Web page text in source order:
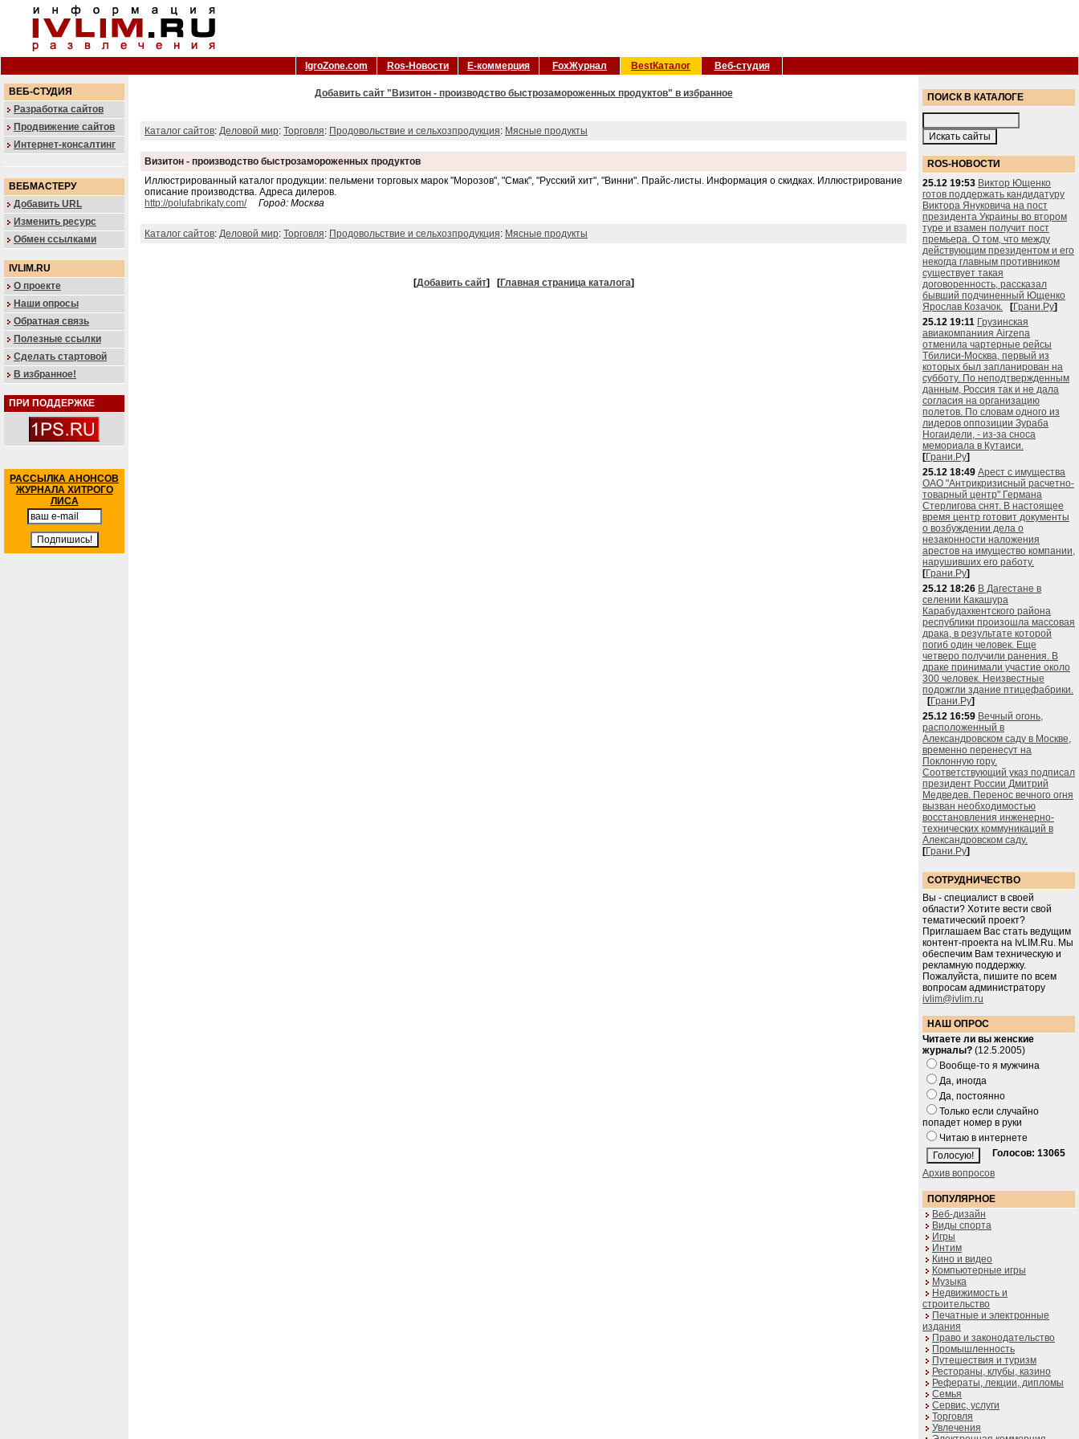
IgroZone.com Ros-Новости Е-коммерция FoxЖурнал BestКаталог Веб-студия
ВЕБ-СТУДИЯ
Разработка сайтов
Продвижение сайтов
Интернет-консалтинг
ВЕБМАСТЕРУ
Добавить URL
Изменить ресурс
Обмен ссылками
IVLIM.RU
О проекте
Наши опросы
Обратная связь
Полезные ссылки
Сделать стартовой
В избранное!
ПРИ ПОДДЕРЖКЕ
РАССЫЛКА АНОНСОВ
ЖУРНАЛА ХИТРОГО
ЛИСА
Добавить сайт "Визитон - производство быстрозамороженных продуктов" в избранное
Каталог сайтов: Деловой мир: Торговля: Продовольствие и сельхозпродукция: Мясные продукты
Визитон - производство быстрозамороженных продуктов
Иллюстрированный каталог продукции: пельмени торговых марок "Морозов", "Смак", "Русский хит", "Винни". Прайс-листы. Информация о скидках. Иллюстрирование
описание производства. Адреса дилеров.
http://polufabrikaty.com/
Город: Москва
Каталог сайтов: Деловой мир: Торговля: Продовольствие и сельхозпродукция: Мясные продукты
[Добавить сайт] [Главная страница каталога]
ПОИСК В КАТАЛОГЕ
ROS-НОВОСТИ
25.12 19:53 Виктор Ющенко
готов поддержать кандидатуру
Виктора Януковича на пост
президента Украины во втором
туре и взамен получит пост
премьера. О том, что между
действующим президентом и его
некогда главным противником
существует такая
договоренность, рассказал
бывший подчиненный Ющенко
Ярослав Козачок.
[Грани.Ру]
25.12 19:11 Грузинская
авиакомпаниия Airzena
отменила чартерные рейсы
Тбилиси-Москва, первый из
которых был запланирован на
субботу. По неподтвержденным
данным, Россия так и не дала
согласия на организацию
полетов. По словам одного из
лидеров оппозиции Зураба
Ногаидели, - из-за сноса
мемориала в Кутаиси.
[Грани.Ру]
25.12 18:49 Арест с имущества
ОАО "Антрикризисный расчетно-
товарный центр" Германа
Стерлигова снят. В настоящее
время центр готовит документы
о возбуждении дела о
незаконности наложения
арестов на имущество компании,
нарушивших его работу.
[Грани.Ру]
25.12 18:26 В Дагестане в
селении Какашура
Карабудахкентского района
республики произошла массовая
драка, в результате которой
погиб один человек. Еще
четверо получили ранения. В
драке принимали участие около
300 человек. Неизвестные
подожгли здание птицефабрики.
[Грани.Ру]
25.12 16:59 Вечный огонь,
расположенный в
Александровском саду в Москве,
временно перенесут на
Поклонную гору.
Соответствующий указ подписал
президент России Дмитрий
Медведев. Перенос вечного огня
вызван необходимостью
восстановления инженерно-
технических коммуникаций в
Александровском саду.
[Грани.Ру]
СОТРУДНИЧЕСТВО
Вы - специалист в своей
области? Хотите вести свой
тематический проект?
Приглашаем Вас стать ведущим
контент-проекта на IvLIM.Ru. Мы
обеспечим Вам техническую и
рекламную поддержку.
Пожалуйста, пишите по всем
вопросам администратору
ivlim@ivlim.ru
НАШ ОПРОС
Читаете ли вы женские
журналы? (12.5.2005)
Вообще-то я мужчина
Да, иногда
Да, постоянно
Только если случайно
попадет номер в руки
Читаю в интернете
Голосов: 13065
Архив вопросов
ПОПУЛЯРНОЕ
Веб-дизайн
Виды спорта
Игры
Интим
Кино и видео
Компьютерные игры
Музыка
Недвижимость и
строительство
Печатные и электронные
издания
Право и законодательство
Промышленность
Путешествия и туризм
Рестораны, клубы, казино
Рефераты, лекции, дипломы
Семья
Сервис, услуги
Торговля
Увлечения